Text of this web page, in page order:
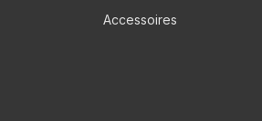
Accessoires